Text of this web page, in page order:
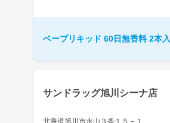
ベープリキッド 60日無香料 2本入
サンドラッグ旭川シーナ店
北海道旭川市永山３条１５－１